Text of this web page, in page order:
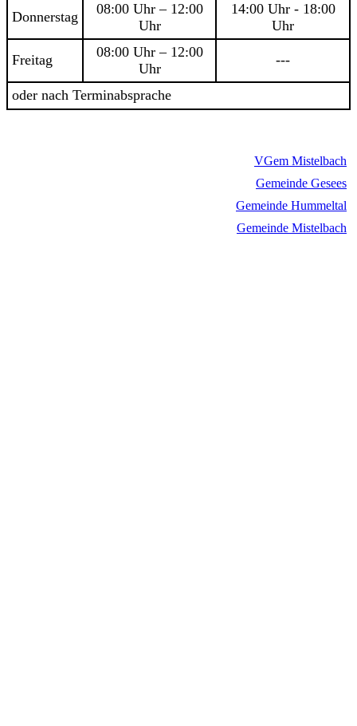
Donnerstag
08:00 Uhr – 12:00
Uhr
14:00 Uhr - 18:00
Uhr
Freitag
08:00 Uhr – 12:00
Uhr
---
oder nach Terminabsprache
VGem Mistelbach
Gemeinde Gesees
Gemeinde Hummeltal
Gemeinde Mistelbach